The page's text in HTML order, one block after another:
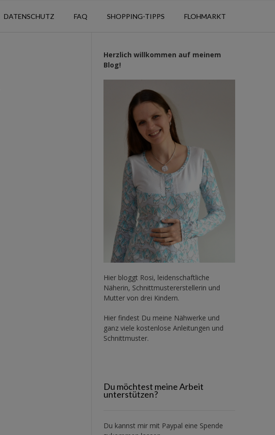
DATENSCHUTZ FAQ SHOPPING-TIPPS FLOHMARKT
Herzlich willkommen auf meinem
Blog!
Hier bloggt Rosi, leidenschaftliche
Näherin, Schnittmustererstellerin und
Mutter von drei Kindern.
Hier findest Du meine Nähwerke und
ganz viele kostenlose Anleitungen und
Schnittmuster.
Du möchtest meine Arbeit
unterstützen?
Du kannst mir mit Paypal eine Spende